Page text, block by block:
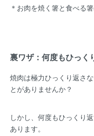
＊お肉を焼く箸と食べる
裏ワザ：何度もひっく
焼肉は極力ひっくり返さ
とがありませんか？
しかし、何度もひっくり
あります。